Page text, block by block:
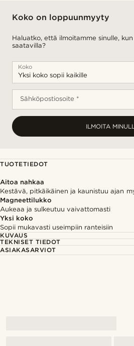
Koko on loppuunmyyty
Haluatko, että ilmoitamme sinulle,
saatavilla?
Koko
Sähköpostiosoite *
ILMOITA
TUOTETIEDOT
Aitoa nahkaa
Kestävä, pitkäikäinen ja kaunistuu ajan
Magneettilukko
Aukeaa ja sulkeutuu vaivattomasti
Yksi koko
Sopii mukavasti useimpiin ranteisiin
KUVAUS
TEKNISET TIEDOT
ASIAKASARVIOT